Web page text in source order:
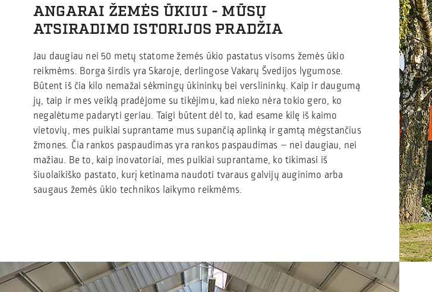
ANGARAI ŽEMĖS ŪKIUI - MŪSŲ
ATSIRADIMO ISTORIJOS PRADŽIA
Jau daugiau nei 50 metų statome žemės ūkio pastatus visoms žemės ūkio
reikmėms. Borga širdis yra Skaroje, derlingose Vakarų Švedijos lygumose.
Būtent iš čia kilo nemažai sėkmingų ūkininkų bei verslininkų. Kaip ir daugumą
jų, taip ir mes veiklą pradėjome su tikėjimu, kad nieko nėra tokio gero, ko
negalėtume padaryti geriau. Taigi būtent dėl to, kad esame kilę iš kaimo
vietovių, mes puikiai suprantame mus supančią aplinką ir gamtą mėgstančius
žmones. Čia rankos paspaudimas yra rankos paspaudimas – nei daugiau, nei
mažiau. Be to, kaip inovatoriai, mes puikiai suprantame, ko tikimasi iš
šiuolaikiško pastato, kurį ketinama naudoti tvaraus galvijų auginimo arba
saugaus žemės ūkio technikos laikymo reikmėms.